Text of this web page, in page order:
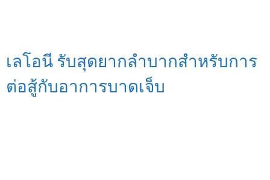
เลโอนี รับสุดยากลำบากสำหรับการ
ต่อสู้กับอาการบาดเจ็บ